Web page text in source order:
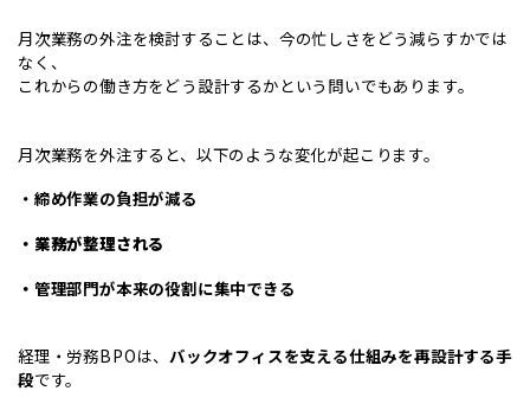
月次業務の外注を検討することは、今の忙しさをどう減らすかでは
なく、
これからの働き方をどう設計するかという問いでもあります。
月次業務を外注すると、以下のような変化が起こります。
・締め作業の負担が減る
・業務が整理される
・ 管理部門が本来の役割に集中できる
経理・労務BPOは、 バックオフィスを支える仕組みを再設計する手
段です。